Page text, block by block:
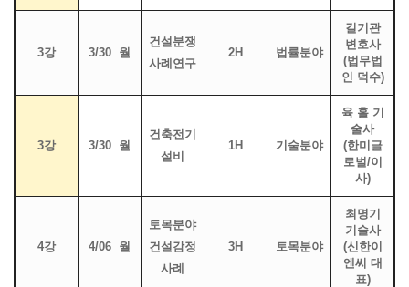
3강 3/30 월
건설분쟁
사례연구
2H 법률분야
길기관
변호사
(법무법
인 덕수)
3강 3/30 월
건축전기
설비
1H 기술분야
육 홀 기
술사
(한미글
로벌/이
사)
4강 4/06 월
토목분야
건설감정
사례
3H 토목분야
최명기
기술사
(신한이
엔씨 대
표)